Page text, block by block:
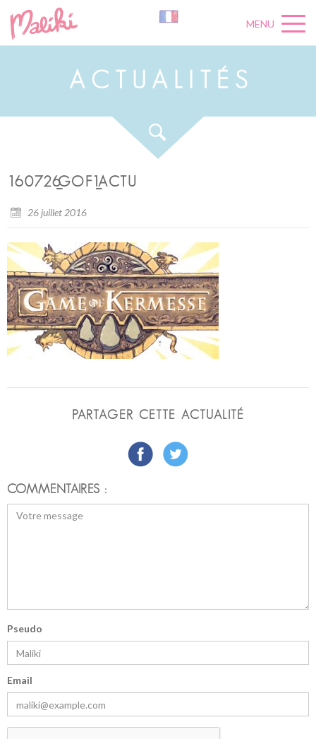
MENU
A C U A L É S
160726_GOF1_ACTU
26 juillet 2016
PARTAGER CETTE ACTUALITÉ
COMMENTAIRES :
Pseudo
Email